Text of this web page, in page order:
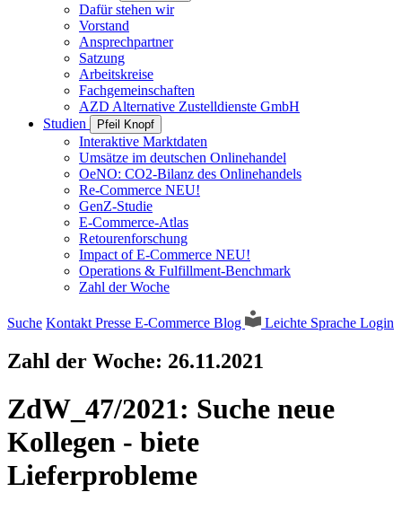
Dafür stehen wir
Vorstand
Ansprechpartner
Satzung
Arbeitskreise
Fachgemeinschaften
AZD Alternative Zustelldienste GmbH
Studien
Pfeil Knopf
Interaktive Marktdaten
Umsätze im deutschen Onlinehandel
OeNO: CO2-Bilanz des Onlinehandels
Re-Commerce NEU!
GenZ-Studie
E-Commerce-Atlas
Retourenforschung
Impact of E-Commerce NEU!
Operations & Fulfillment-Benchmark
Zahl der Woche
Suche Kontakt Presse E-Commerce Blog Leichte Sprache Login
Zahl der Woche: 26.11.2021
ZdW_47/2021: Suche neue
Kollegen - biete
Lieferprobleme